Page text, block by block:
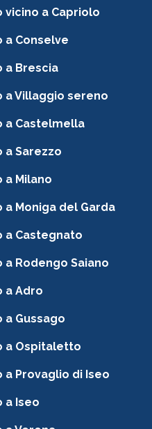
a Capriolo
a Conselve
a Brescia
a Villaggio sereno
a Castelmella
a Sarezzo
a Milano
Moniga del Garda
a Castegnato
Rodengo Saiano
a Adro
Gussago
a Ospitaletto
Provaglio di Iseo
a Iseo